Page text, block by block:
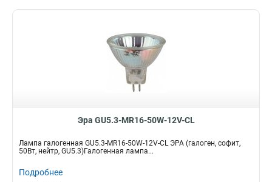
Эра GU5.3-MR16-50W-12V-CL
Лампа галогенная GU5.3-MR16-50W-12V-CL ЭРА (галоген, софит,
50Вт, нейтр, GU5.3)Галогенная лампа...
Подробнее